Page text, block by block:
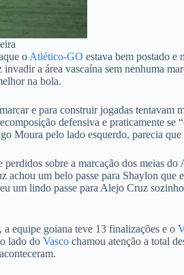
o Atlético-GO estava bem postado e
a área vascaína sem nenhuma
na bola.
e para construir jogadas tentavam
defensiva e praticamente
Moura pelo lado esquerdo, parecia
sobre a marcação dos meias do
um belo passe para Shaylon
um lindo passe para Alejo Cruz
a equipe goiana teve 13 finalizações e o
lado do Vasco chamou atenção a total